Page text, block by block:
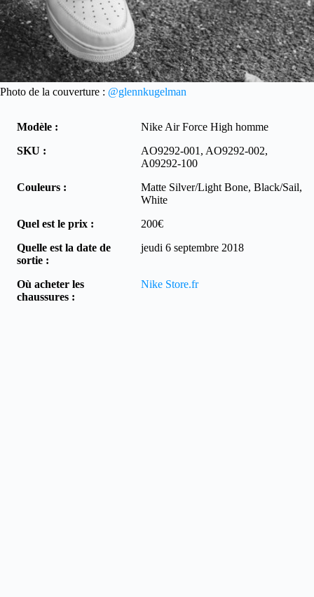
Photo de la couverture : @glennkugelman
Modèle :
Nike Air Force High homme
SKU :
AO9292-001, AO9292-002,
A09292-100
Couleurs :
Matte Silver/Light Bone, Black/Sail,
White
Quel est le prix :
200€
Quelle est la date de
sortie :
jeudi 6 septembre 2018
Où acheter les
chaussures :
Nike Store.fr